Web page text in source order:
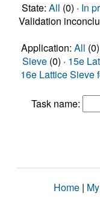
State: All (0) · In
Validation
Application: All (0)
Sieve (0) · 15e
16e Lattice Sieve
Task name:
Home |